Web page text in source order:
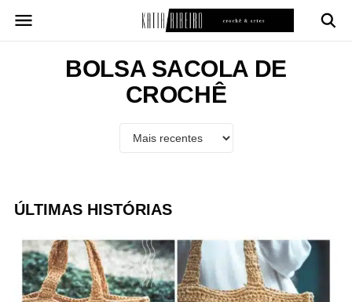
para
BOLSA SACOLA DE
CROCHÊ
ÚLTIMAS HISTÓRIAS